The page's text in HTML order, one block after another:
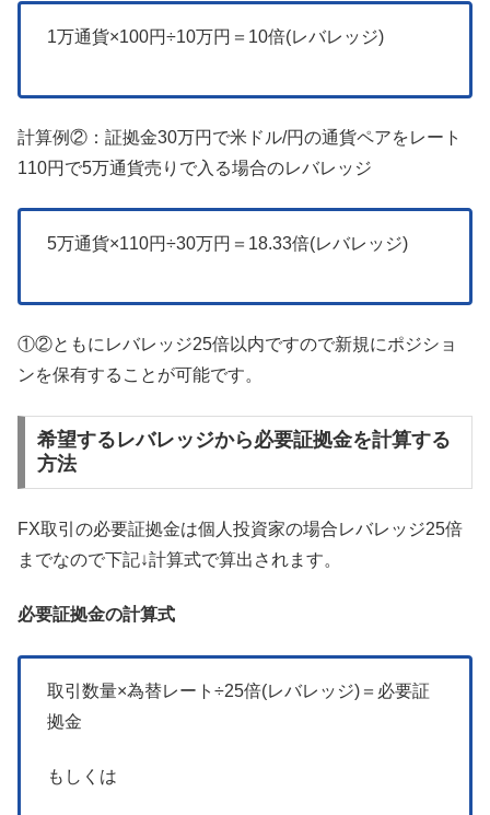
1万通貨×100円÷10万円＝10倍(レバレッジ)
計算例②：証拠金30万円で米ドル/円の通貨ペアをレート
110円で5万通貨売りで入る場合のレバレッジ
5万通貨×110円÷30万円＝18.33倍(レバレッジ)
①②ともにレバレッジ25倍以内ですので新規にポジショ
ンを保有することが可能です。
希望するレバレッジから必要証拠金を計算する
方法
FX取引の必要証拠金は個人投資家の場合レバレッジ25倍
までなので下記↓計算式で算出されます。
必要証拠金の計算式
取引数量×為替レート÷25倍(レバレッジ)＝必要証
拠金
もしくは